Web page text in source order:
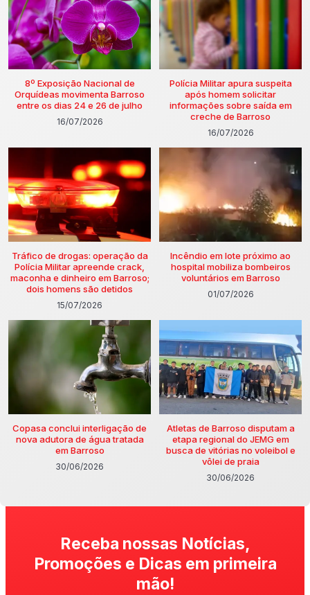
8º Exposição Nacional de
Orquídeas movimenta Barroso
entre os dias 24 e 26 de julho
16/07/2026
Polícia Militar apura suspeita
após homem solicitar
informações sobre saída em
creche de Barroso
16/07/2026
Tráfico de drogas: operação da
Polícia Militar apreende crack,
maconha e dinheiro em Barroso;
dois homens são detidos
15/07/2026
Incêndio em lote próximo ao
hospital mobiliza bombeiros
voluntários em Barroso
01/07/2026
Copasa conclui interligação de
nova adutora de água tratada
em Barroso
30/06/2026
Atletas de Barroso disputam a
etapa regional do JEMG em
busca de vitórias no voleibol e
vôlei de praia
30/06/2026
Receba nossas Notícias,
Promoções e Dicas em primeira
mão!